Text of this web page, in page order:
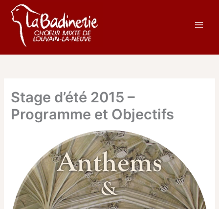
contenu
Stage d’été 2015 –
Programme et Objectifs